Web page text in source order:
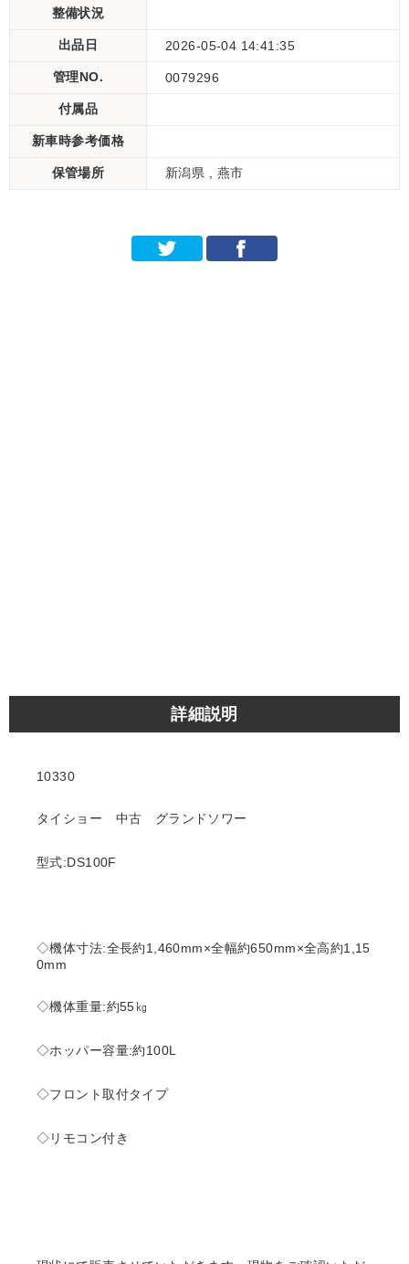
整備状況
出品日 2026-05-04 14:41:35
管理NO. 0079296
付属品
新車時参考価格
保管場所 新潟県 , 燕市
詳細説明
10330
タイショー 中古 グランドソワー
型式:DS100F
◇機体寸法:全長約1,460mm×全幅約650mm×全高約1,15
0mm
◇機体重量:約55㎏
◇ホッパー容量:約100L
◇フロント取付タイプ
◇リモコン付き